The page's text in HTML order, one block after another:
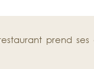
prend